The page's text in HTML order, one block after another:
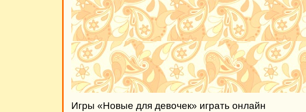
Игры «Новые для девочек» играть онлайн